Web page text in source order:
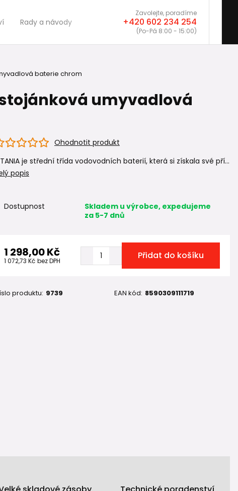
Rady a návody
Zavolejte, poradíme
+420 602 234 254
(Po-Pá 8:00 - 15:00)
baterie chrom
stojánková umyvadlová
Ohodnotit produkt
je střední třída vodovodních baterií, která si získala své pří...
popis
Dostupnost
Skladem u výrobce, expedujeme
za 5-7 dnů
1 298,00 Kč
1 072,73 Kč bez DPH Přidat do košíku
produktu: 9739 EAN kód: 8590309111719